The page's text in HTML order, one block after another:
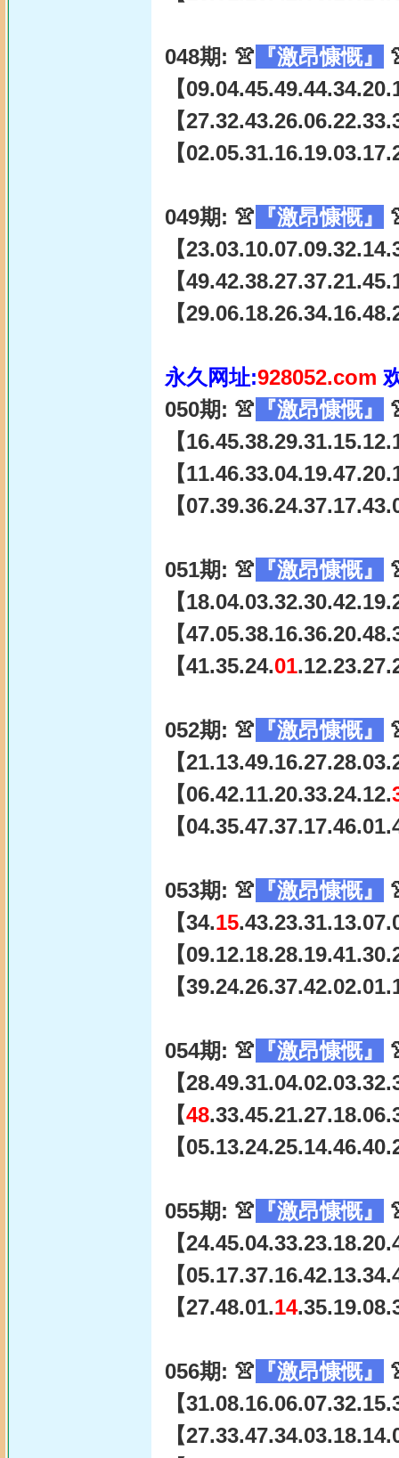
048期: 👚 『激昂慷慨』
【
【
【
049期: 👚 『激昂慷慨』
【
【
【
永久网址:928052.com
050期: 👚 『激昂慷慨』
【
【
【
051期: 👚 『激昂慷慨』
【
【
【41.35.24.01
052期: 👚 『激昂慷慨』
【
【06.42.11.20.33.24.12.
【
053期: 👚 『激昂慷慨』
【34.15
【
【
054期: 👚 『激昂慷慨』
【
【48
【
055期: 👚 『激昂慷慨』
【
【
【27.48.01.14
056期: 👚 『激昂慷慨』
【
【